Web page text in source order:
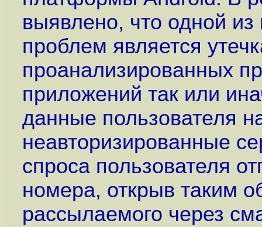
выявлено, что одной
проблем является
проанализированных
приложений так или
данные пользователя
неавторизированные
спроса пользователя
номера, открыв таким
рассылаемого через